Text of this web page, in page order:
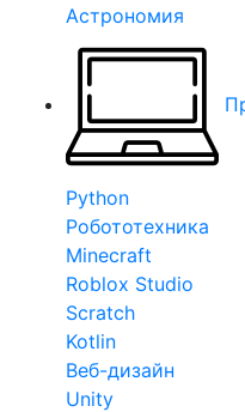
Астрономия
Python
Робототехника
Minecraft
Roblox Studio
Scratch
Kotlin
Веб-дизайн
Unity